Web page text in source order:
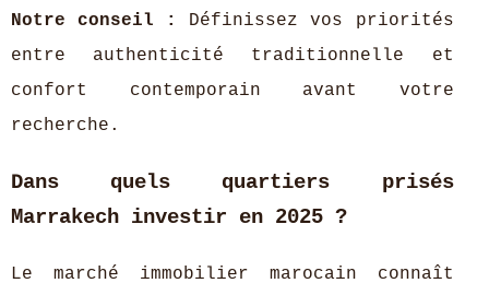
Notre conseil :
Définissez vos priorités
entre authenticité traditionnelle et
confort contemporain avant votre
recherche.
Dans quels quartiers prisés
Marrakech investir en 2025 ?
Le marché immobilier marocain connaît